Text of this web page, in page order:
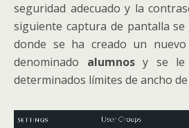
seguridad adecuado y la
siguiente captura de pantalla
donde se ha creado un
denominado alumnos y se le
determinados límites de ancho